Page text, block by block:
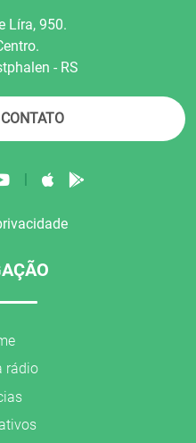
Líra, 950.
- RS
CONTATO
|
rádio